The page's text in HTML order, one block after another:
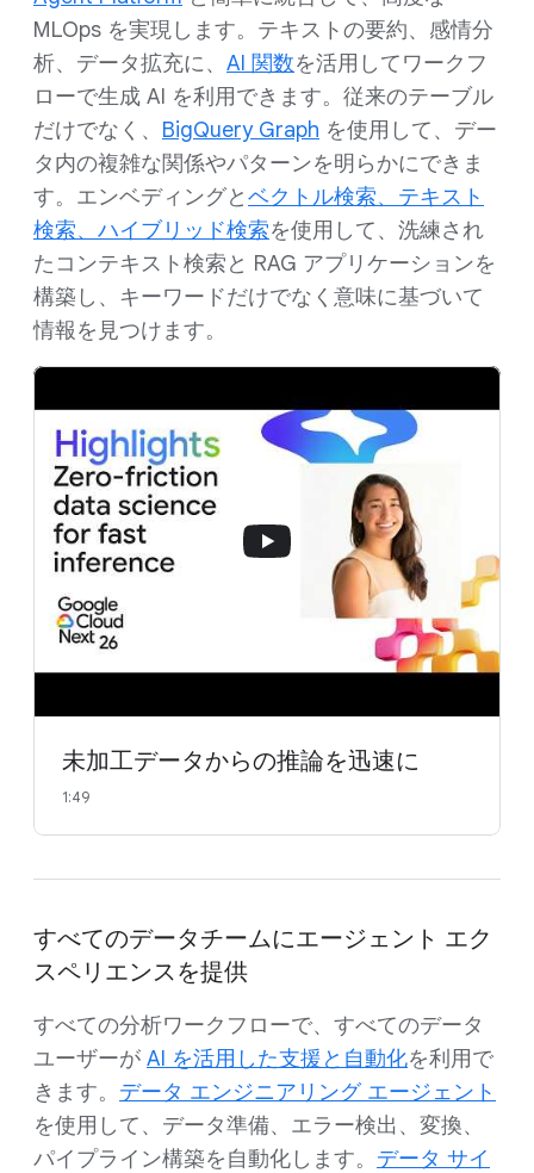
MLOps を実現します。テキストの要約、感情分
析、データ拡充に、 AI 関数を活用してワークフ
ローで生成 AI を利用できます。従来のテーブル
だけでなく、 BigQuery Graph を使用して、デー
タ内の複雑な関係やパターンを明らかにできま
す。エンベディングとベクトル検索、テキスト
検索、ハイブリッド検索を使用して、洗練され
たコンテキスト検索と RAG アプリケーションを
構築し、キーワードだけでなく意味に基づいて
情報を見つけます。
未加工データからの推論を迅速に
1:49
すべてのデータチームにエージェント エク
スペリエンスを提供
すべての分析ワークフローで、すべてのデータ
ユーザーが AI を活用した支援と自動化を利用で
きます。 データ エンジニアリング エージェント
を使用して、データ準備、エラー検出、変換、
パイプライン構築を自動化します。 データ サイ